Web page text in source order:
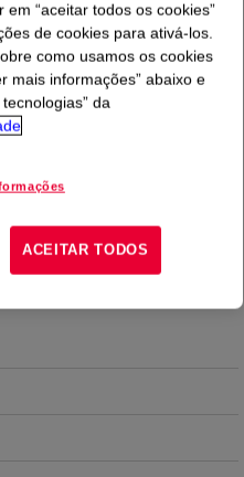
Impact Modifier?
(PVC) window profiles
drop dart impact and
temperature
“aceitar todos os cookies”
de cookies para ativá-los.
como usamos os cookies
mais informações” abaixo e
da
ACEITAR TODOS